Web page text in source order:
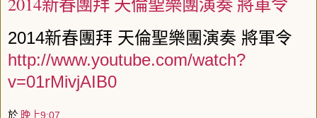
2014新春團拜 天倫聖樂團演奏 將軍令
http://www.youtube.com/watch?
v=01rMivjAIB0
於 晚上9:07